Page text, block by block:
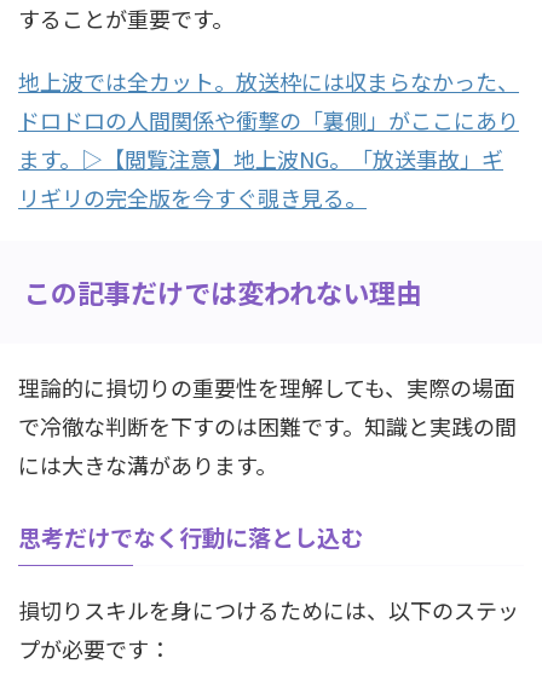
することが重要です。
地上波では全カット。放送枠には収まらなかった、
ドロドロの人間関係や衝撃の「裏側」がここにあり
ます。▷【閲覧注意】地上波NG。「放送事故」ギ
リギリの完全版を今すぐ覗き見る。
この記事だけでは変われない理由
理論的に損切りの重要性を理解しても、実際の場面
で冷徹な判断を下すのは困難です。知識と実践の間
には大きな溝があります。
思考だけでなく行動に落とし込む
損切りスキルを身につけるためには、以下のステッ
プが必要です：